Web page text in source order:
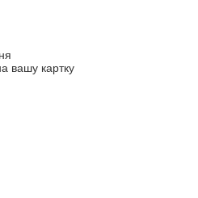
вашу картку